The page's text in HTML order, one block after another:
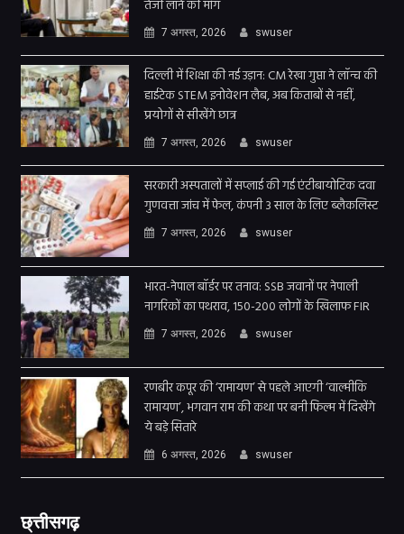
तेजी लाने की मांग
7 अगस्त, 2026 swuser
दिल्ली में शिक्षा की नई उड़ान: CM रेखा गुप्ता ने लॉन्च की
हाईटेक STEM इनोवेशन लैब, अब किताबों से नहीं,
प्रयोगों से सीखेंगे छात्र
7 अगस्त, 2026 swuser
सरकारी अस्पतालों में सप्लाई की गई एंटीबायोटिक दवा
गुणवत्ता जांच में फेल, कंपनी 3 साल के लिए ब्लैकलिस्ट
7 अगस्त, 2026 swuser
भारत-नेपाल बॉर्डर पर तनाव: SSB जवानों पर नेपाली
नागरिकों का पथराव, 150-200 लोगों के खिलाफ FIR
7 अगस्त, 2026 swuser
रणबीर कपूर की ‘रामायण’ से पहले आएगी ‘वाल्मीकि
रामायण’, भगवान राम की कथा पर बनी फिल्म में दिखेंगे
ये बड़े सितारे
6 अगस्त, 2026 swuser
छ्त्तीसगढ़